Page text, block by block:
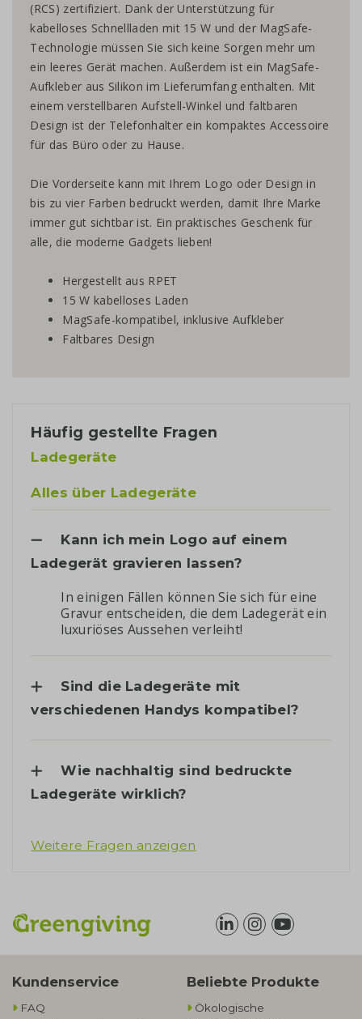
(RCS) zertifiziert. Dank der Unterstützung für
kabelloses Schnellladen mit 15 W und der MagSafe-
Technologie müssen Sie sich keine Sorgen mehr um
ein leeres Gerät machen. Außerdem ist ein MagSafe-
Aufkleber aus Silikon im Lieferumfang enthalten. Mit
einem verstellbaren Aufstell-Winkel und faltbaren
Design ist der Telefonhalter ein kompaktes Accessoire
für das Büro oder zu Hause.
Die Vorderseite kann mit Ihrem Logo oder Design in
bis zu vier Farben bedruckt werden, damit Ihre Marke
immer gut sichtbar ist. Ein praktisches Geschenk für
alle, die moderne Gadgets lieben!
Hergestellt aus RPET
15 W kabelloses Laden
MagSafe-kompatibel, inklusive Aufkleber
Faltbares Design
Häufig gestellte Fragen
Ladegeräte
Alles über Ladegeräte
Kann ich mein Logo auf einem
Ladegerät gravieren lassen?
In einigen Fällen können Sie sich für eine
Gravur entscheiden, die dem Ladegerät ein
luxuriöses Aussehen verleiht!
Sind die Ladegeräte mit
verschiedenen Handys kompatibel?
Wie nachhaltig sind bedruckte
Ladegeräte wirklich?
Weitere Fragen anzeigen
Kundenservice
FAQ
Beliebte Produkte
Ökologische